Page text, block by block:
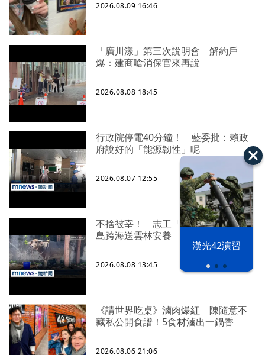
漢光42演習
2026.08.09 16:46
「廣川漾」第三次說明會 解約戶
爆：建商嗆消保官來再說
2026.08.08 18:45
行政院停電40分鐘！ 藍委批：賴政
府說好的「能源韌性」呢
2026.08.07 12:55
不捨被宰！ 志工「買牛救命」從綠
島跨海送雲林安養
2026.08.08 13:45
《請世界吃桌》滷肉爆紅 陳隨意不
藏私公開食譜！5食材滷出一鍋香
2026.08.06 21:06